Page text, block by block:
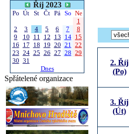
Říj 2023
Po Út St Čt Pá So Ne
1
2
3 4 5 6 7
8
9
10 11 12 13 14 15
16 17 18 19 20 21 22
23 24 25 26 27 28 29
30 31
Dnes
Spřátelené organizace
2. Říj
(Po)
3. Říj
(Út)